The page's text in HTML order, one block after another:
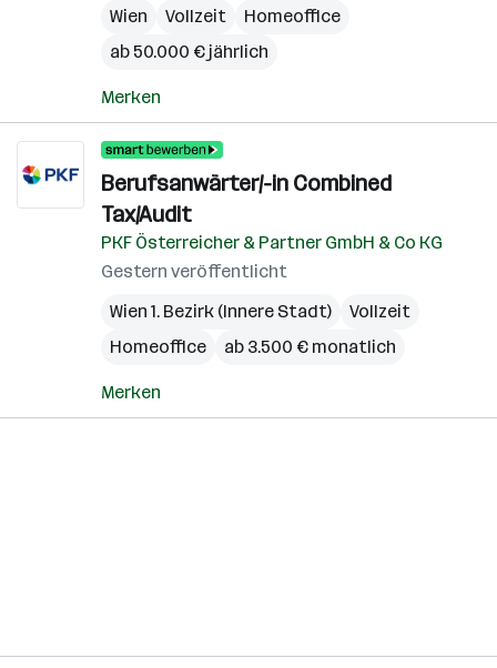
Wien Vollzeit
Homeoffice
ab 50.000 € jährlich
Merken
Berufsanwärter/-in Combined
Tax/Audit
PKF Österreicher & Partner GmbH & Co KG
Gestern veröffentlicht
Wien 1. Bezirk (Innere Stadt)
Vollzeit
Homeoffice
ab 3.500 € monatlich
Merken